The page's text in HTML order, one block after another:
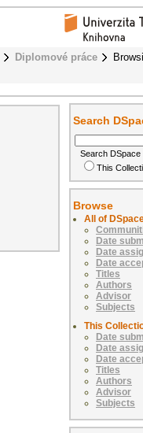
Diplomové práce
Search
Search DSpace
This
Browse
All of
Date
Date
Date
Titles
Authors
Advisor
Subjects
This
Date
Date
Date
Titles
Authors
Advisor
Subjects